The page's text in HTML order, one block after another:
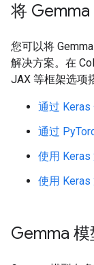
将
您可以将
解决方案。在
JAX 等框架选项
通过 Keras
通过
使用 Keras
使用 Keras
Gemma